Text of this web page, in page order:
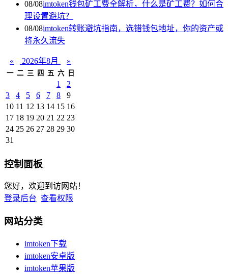
08/08imtoken钱包矿工费全解析，什么是矿工费？如何合
理设置避坑？
08/08imtoken转账避坑指南，选错钱包地址，你的资产或
将永久流失
« 2026年8月 »
一 二 三 四 五 六 日
1
2
3
4 5 6 7 8
9
10 11 12 13 14 15 16
17 18 19 20 21 22 23
24 25 26 27 28 29 30
31
控制面板
您好，欢迎到访网站！
登录后台 查看权限
网站分类
imtoken下载
imtoken安卓版
imtoken苹果版